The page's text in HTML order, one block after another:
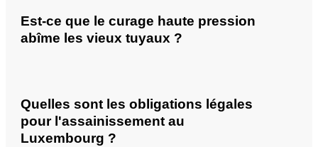
Est-ce que le curage haute pression
abîme les vieux tuyaux ?
Quelles sont les obligations légales
pour l'assainissement au
Luxembourg ?